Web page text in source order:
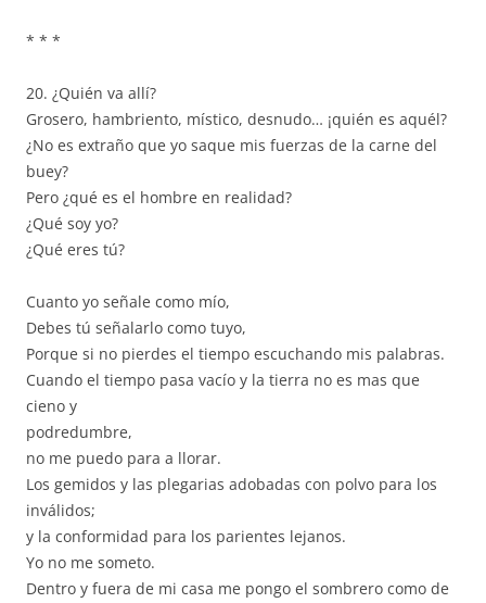
* * *
20. ¿Quién va allí?
Grosero, hambriento, místico, desnudo… ¡quién es aquél?
¿No es extraño que yo saque mis fuerzas de la carne del
buey?
Pero ¿qué es el hombre en realidad?
¿Qué soy yo?
¿Qué eres tú?
Cuanto yo señale como mío,
Debes tú señalarlo como tuyo,
Porque si no pierdes el tiempo escuchando mis palabras.
Cuando el tiempo pasa vacío y la tierra no es mas que
cieno y
podredumbre,
no me puedo para a llorar.
Los gemidos y las plegarias adobadas con polvo para los
inválidos;
y la conformidad para los parientes lejanos.
Yo no me someto.
Dentro y fuera de mi casa me pongo el sombrero como de